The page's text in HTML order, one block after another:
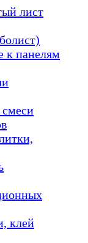
лист
к панелям
клей